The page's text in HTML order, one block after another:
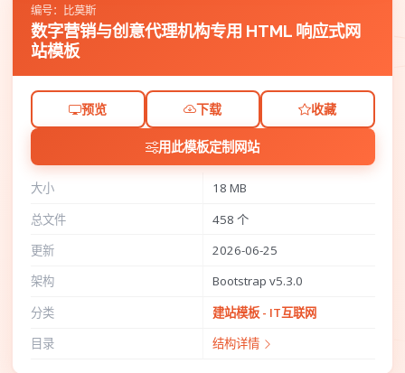
编号：比莫斯
数字营销与创意代理机构专用 HTML 响应式网
站模板
预览 下载 收藏
用此模板定制网站
大小
18 MB
总文件
458 个
更新
2026-06-25
架构
Bootstrap v5.3.0
分类
建站模板 - IT互联网
目录
结构详情